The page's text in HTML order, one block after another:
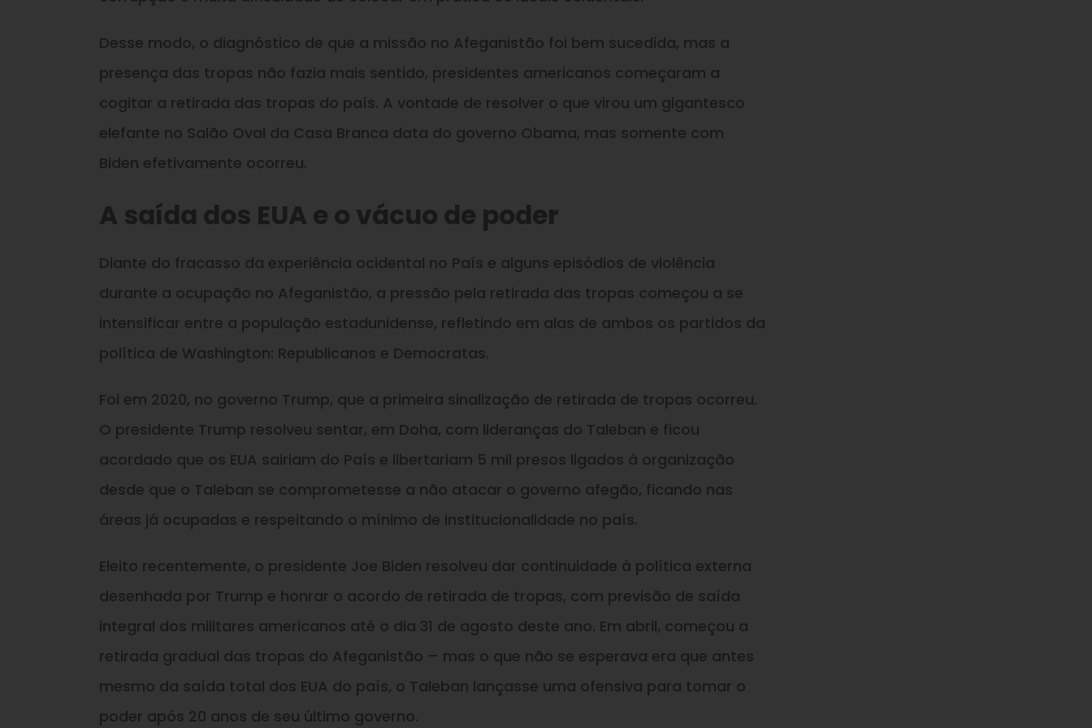
Desse modo, o diagnóstico de que a missão no Afeganistão foi bem sucedida, mas a
presença das tropas não fazia mais sentido, presidentes americanos começaram a
cogitar a retirada das tropas do país. A vontade de resolver o que virou um gigantesco
elefante no Salão Oval da Casa Branca data do governo Obama, mas somente com
Biden efetivamente ocorreu.
A saída dos EUA e o vácuo de poder
Diante do fracasso da experiência ocidental no País e alguns episódios de violência
durante a ocupação no Afeganistão, a pressão pela retirada das tropas começou a se
intensificar entre a população estadunidense, refletindo em alas de ambos os partidos da
política de Washington: Republicanos e Democratas.
Foi em 2020, no governo Trump, que a primeira sinalização de retirada de tropas ocorreu.
O presidente Trump resolveu sentar, em Doha, com lideranças do Taleban e ficou
acordado que os EUA sairiam do País e libertariam 5 mil presos ligados à organização
desde que o Taleban se comprometesse a não atacar o governo afegão, ficando nas
áreas já ocupadas e respeitando o mínimo de institucionalidade no país.
Eleito recentemente, o presidente Joe Biden resolveu dar continuidade à política externa
desenhada por Trump e honrar o acordo de retirada de tropas, com previsão de saída
integral dos militares americanos até o dia 31 de agosto deste ano. Em abril, começou a
retirada gradual das tropas do Afeganistão – mas o que não se esperava era que antes
mesmo da saída total dos EUA do país, o Taleban lançasse uma ofensiva para tomar o
poder após 20 anos de seu último governo.